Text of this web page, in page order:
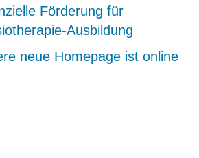
Förderung für
Ausbildung
neue Homepage ist online